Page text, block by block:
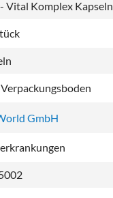
Vital Komplex Kapseln
GmbH